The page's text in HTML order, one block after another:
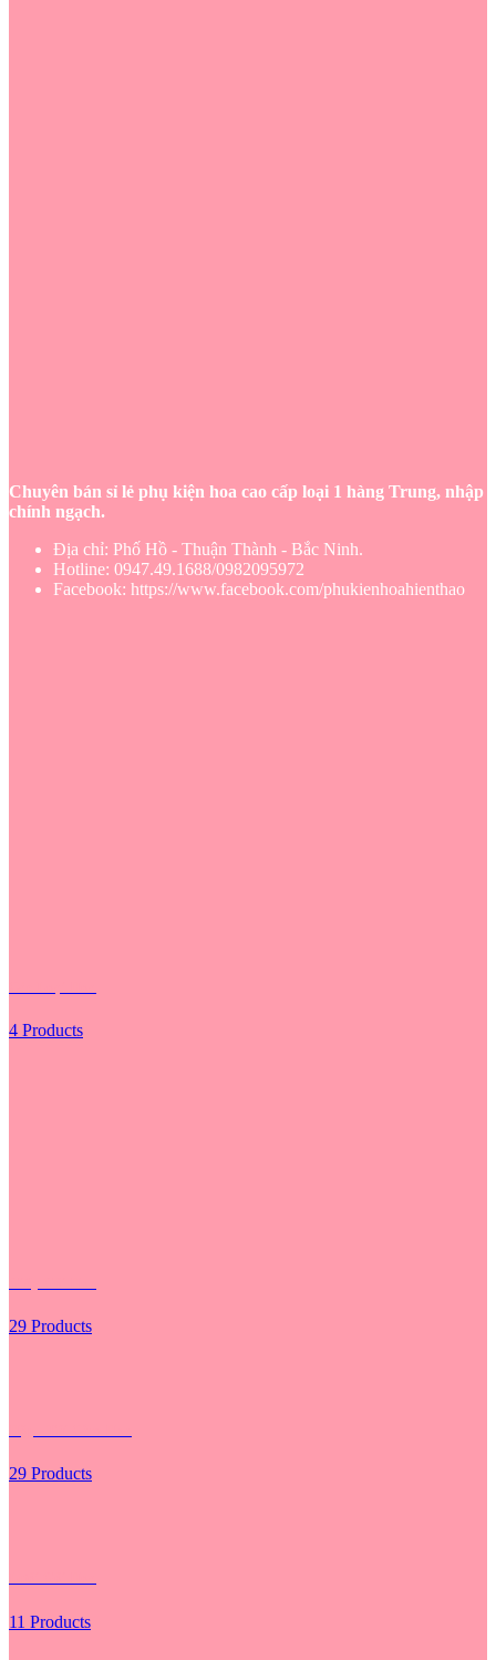
Chuyên bán sỉ lẻ phụ kiện hoa cao cấp loại 1 hàng Trung, nhập
chính ngạch.
Địa chỉ: Phố Hồ - Thuận Thành - Bắc Ninh.
Hotline: 0947.49.1688/0982095972
Facebook: https://www.facebook.com/phukienhoahienthao
4 Products
29 Products
29 Products
11 Products